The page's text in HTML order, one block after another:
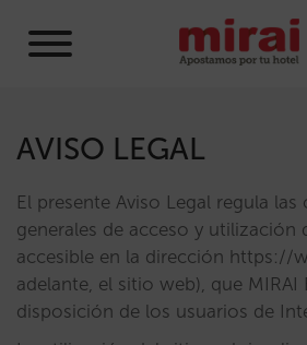
AVISO LEGAL
El presente Aviso Legal regula
generales de acceso y utilización
accesible en la dirección https://
adelante, el sitio web), que MIRAI
disposición de los usuarios de